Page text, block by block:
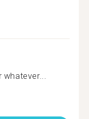
whatever...